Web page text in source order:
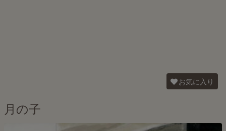
お気に入り
月の子